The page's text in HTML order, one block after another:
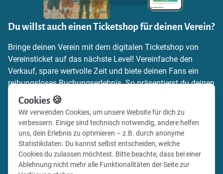
Du willst auch einen Ticketshop für deinen Verein?
Bringe deinen Verein mit dem digitalen Ticketshop von
Vereinsticket auf das nächste Level! Vereinfache den
Verkauf, spare wertvolle Zeit und biete deinen Fans ein
reibungsloses Buchungserlebnis. So präsentierst du deinen
Verein zeitgemäß und professionell.
Mehr Informationen zum Ticketing findest du auf unserer
Webseite – oder registriere dich und lege direkt mit deinem
Ticketshop los!
Mehr Informationen
Cookies 🍪
Wir verwenden Cookies, um unsere Website für dich zu
verbessern. Einige sind technisch notwendig, andere helfen
uns, dein Erlebnis zu optimieren – z.B. durch anonyme
Statistikdaten. Du kannst selbst entscheiden, welche
Cookies du zulassen möchtest. Bitte beachte, dass bei einer
Ablehnung nicht mehr alle Funktionalitäten der Seite zur